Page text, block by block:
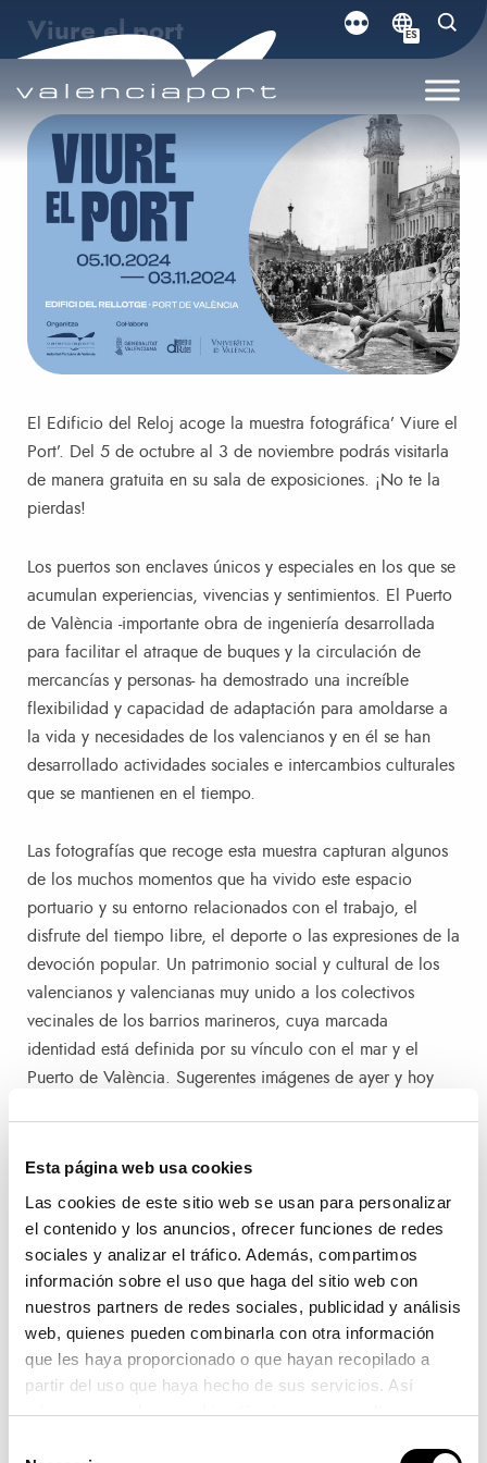
Esta página web usa cookies
Las cookies de este sitio web se usan para personalizar
el contenido y los anuncios, ofrecer funciones de redes
sociales y analizar el tráfico. Además, compartimos
información sobre el uso que haga del sitio web con
nuestros partners de redes sociales, publicidad y análisis
web, quienes pueden combinarla con otra información
que les haya proporcionado o que hayan recopilado a
partir del uso que haya hecho de sus servicios. Así
mismo se emplean cookies técnicas que resultan
ES
Viure el port
El Edificio del Reloj acoge la muestra fotográfica’ Viure el
Port’. Del 5 de octubre al 3 de noviembre podrás visitarla
de manera gratuita en su sala de exposiciones. ¡No te la
pierdas!
Los puertos son enclaves únicos y especiales en los que se
acumulan experiencias, vivencias y sentimientos. El Puerto
de València -importante obra de ingeniería desarrollada
para facilitar el atraque de buques y la circulación de
mercancías y personas- ha demostrado una increíble
flexibilidad y capacidad de adaptación para amoldarse a
la vida y necesidades de los valencianos y en él se han
desarrollado actividades sociales e intercambios culturales
que se mantienen en el tiempo.
Las fotografías que recoge esta muestra capturan algunos
de los muchos momentos que ha vivido este espacio
portuario y su entorno relacionados con el trabajo, el
disfrute del tiempo libre, el deporte o las expresiones de la
devoción popular. Un patrimonio social y cultural de los
valencianos y valencianas muy unido a los colectivos
vecinales de los barrios marineros, cuya marcada
identidad está definida por su vínculo con el mar y el
Puerto de València. Sugerentes imágenes de ayer y hoy
Navegación de entradas
Entrada anterior:
Anterior
València, un port de postal
Siguiente entrada
Siguiente
Consciència en Verd. El Port, al
dia en el medi ambient